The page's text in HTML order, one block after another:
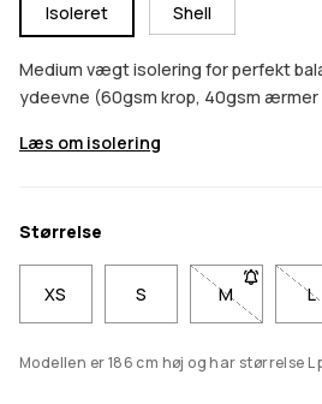
Isoleret Shell
Medium vægt isolering for perfekt
ydeevne (60gsm krop, 40gsm
Læs om isolering
Størrelse
XS S M- StørrelseL-
Modellen er 186 cm høj og har størrelse L